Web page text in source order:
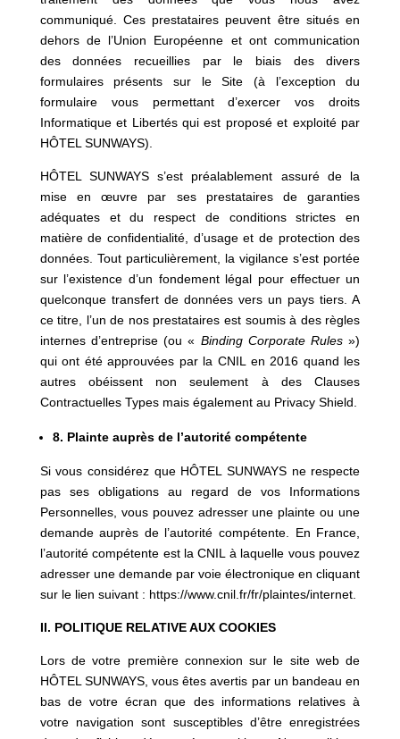
communiqué. Ces prestataires peuvent être situés en
dehors de l’Union Européenne et ont communication
des données recueillies par le biais des divers
formulaires présents sur le Site (à l’exception du
formulaire vous permettant d’exercer vos droits
Informatique et Libertés qui est proposé et exploité par
HÔTEL SUNWAYS).
HÔTEL SUNWAYS s’est préalablement assuré de la
mise en œuvre par ses prestataires de garanties
adéquates et du respect de conditions strictes en
matière de confidentialité, d’usage et de protection des
données. Tout particulièrement, la vigilance s’est portée
sur l’existence d’un fondement légal pour effectuer un
quelconque transfert de données vers un pays tiers. A
ce titre, l’un de nos prestataires est soumis à des règles
internes d’entreprise (ou « Binding Corporate Rules »)
qui ont été approuvées par la CNIL en 2016 quand les
autres obéissent non seulement à des Clauses
Contractuelles Types mais également au Privacy Shield.
8. Plainte auprès de l’autorité compétente
Si vous considérez que HÔTEL SUNWAYS ne respecte
pas ses obligations au regard de vos Informations
Personnelles, vous pouvez adresser une plainte ou une
demande auprès de l’autorité compétente. En France,
l’autorité compétente est la CNIL à laquelle vous pouvez
adresser une demande par voie électronique en cliquant
sur le lien suivant : https://www.cnil.fr/fr/plaintes/internet.
II. POLITIQUE RELATIVE AUX COOKIES
Lors de votre première connexion sur le site web de
HÔTEL SUNWAYS, vous êtes avertis par un bandeau en
bas de votre écran que des informations relatives à
votre navigation sont susceptibles d’être enregistrées